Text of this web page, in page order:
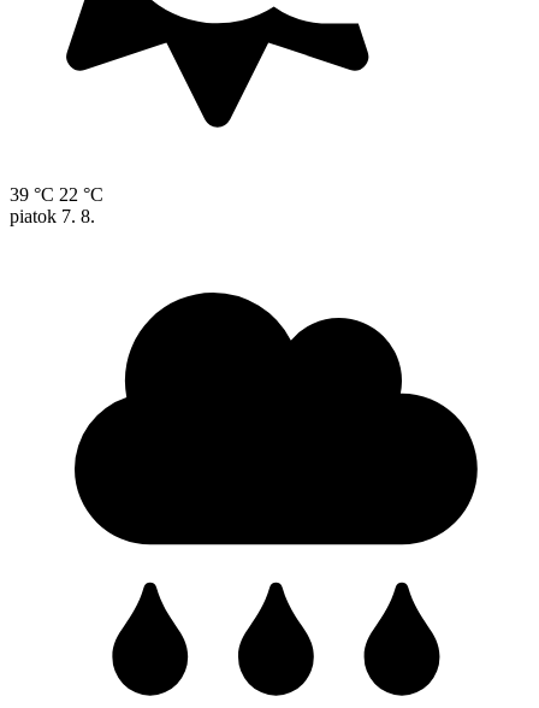
39 °C 22 °C
piatok 7. 8.